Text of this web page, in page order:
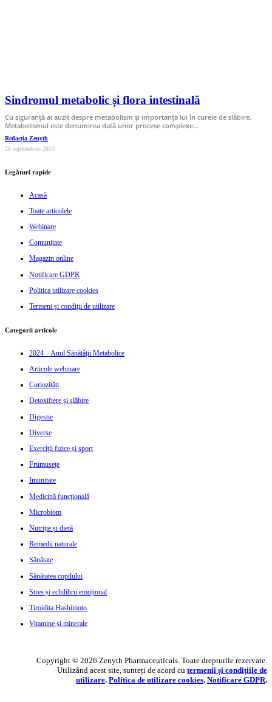
Sindromul metabolic și flora intestinală
Cu siguranță ai auzit despre metabolism și importanța lui în curele de slăbire.
Metabolismul este denumirea dată unor procese complexe…
Redacția Zenyth
26 septembrie 2023
Legături rapide
Acasă
Toate articolele
Webinare
Comunitate
Magazin online
Notificare GDPR
Politica utilizare cookies
Termeni și condiții de utilizare
Categorii articole
2024 – Anul Sănătății Metabolice
Articole webinare
Curiozități
Detoxifiere și slăbire
Digestie
Diverse
Exerciții fizice și sport
Frumusețe
Imunitate
Medicină funcțională
Microbiom
Nutriție și dietă
Remedii naturale
Sănătate
Sănătatea copilului
Stres și echilibru emoțional
Tiroidita Hashimoto
Vitamine și minerale
Copyright © 2026 Zenyth Pharmaceuticals. Toate drepturile rezervate.
Utilizând acest site, sunteți de acord cu termenii și condițiile de
utilizare. Politica de utilizare cookies. Notificare GDPR.